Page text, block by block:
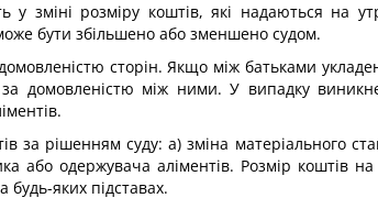
зміні розміру коштів, які надаються на
бути збільшено або зменшено судом.
сторін. Якщо між батьками
домовленістю між ними. У випадку
за рішенням суду: а) зміна матеріального
або одержувача аліментів. Розмір коштів
яких підставах.